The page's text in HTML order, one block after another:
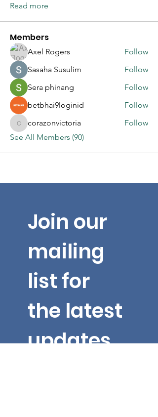
Read more
Members
Axel Rogers
Follow
Sasaha Susulim
Follow
Sera phinang
Follow
betbhai9loginid
Follow
corazonvictoria
corazonvictoria
Follow
See All Members (90)
Join our
mailing
list for
the latest
updates